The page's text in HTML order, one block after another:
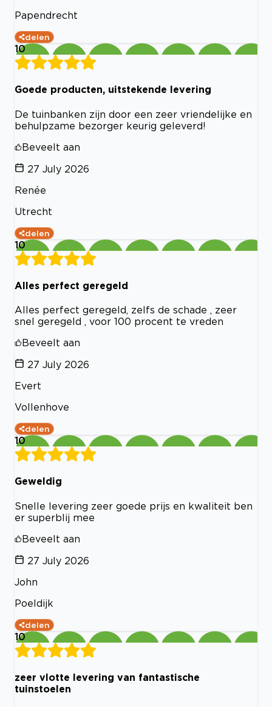
Papendrecht
delen
10
Goede producten, uitstekende levering
De tuinbanken zijn door een zeer vriendelijke en
behulpzame bezorger keurig geleverd!
Beveelt aan
27 July 2026
Renée
Utrecht
delen
10
Alles perfect geregeld
Alles perfect geregeld, zelfs de schade , zeer
snel geregeld , voor 100 procent te vreden
Beveelt aan
27 July 2026
Evert
Vollenhove
delen
10
Geweldig
Snelle levering zeer goede prijs en kwaliteit ben
er superblij mee
Beveelt aan
27 July 2026
John
Poeldijk
delen
10
zeer vlotte levering van fantastische
tuinstoelen